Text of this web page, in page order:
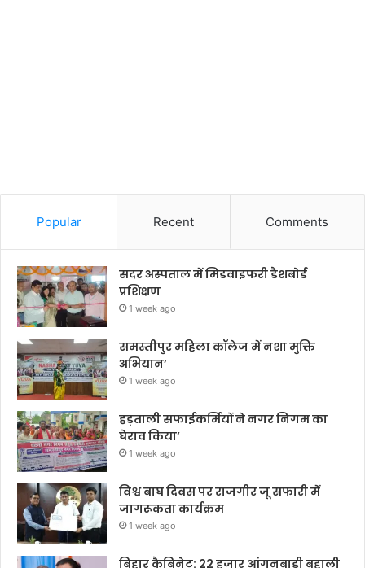
Popular Recent Comments
सदर अस्पताल में मिडवाइफरी डैशबोर्ड
प्रशिक्षण
1 week ago
समस्तीपुर महिला कॉलेज में नशा मुक्ति
अभियान’
1 week ago
हड़ताली सफाईकर्मियों ने नगर निगम का
घेराव किया’
1 week ago
विश्व बाघ दिवस पर राजगीर जू सफारी में
जागरूकता कार्यक्रम
1 week ago
बिहार कैबिनेट: 22 हजार आंगनबाड़ी बहाली